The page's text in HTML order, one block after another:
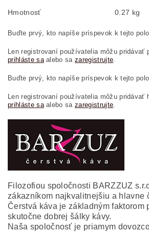
Hmotnosť 0.27 kg
Buďte prvý, kto napíše príspevok k tejto
Len registrovaní používatelia môžu pridávať
prihláste saalebo sazaregistrujte.
Buďte prvý, kto napíše príspevok k tejto
Len registrovaní používatelia môžu pridávať
prihláste saalebo sazaregistrujte.
Filozofiou spoločnosti BARZZUZ
zákazníkom najkvalitnejšiu a hlavne
Čerstvá káva je základným faktorom
skutočne dobrej šálky kávy.
Naša spoločnosť je priamym